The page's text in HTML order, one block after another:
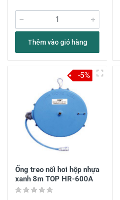
Thêm vào giỏ hàng
Ống treo nối hơi hộp nhựa
xanh 8m TOP HR-600A
-5%